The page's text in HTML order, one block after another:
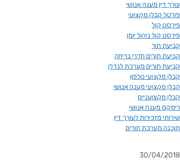
עורך דין מענה אנושי
פורטל קבלן מקצועי
פירסט קול
פירסט קול ניהול יומן
קביעת תור
קביעת תורים חדרי בריחה
קביעת תורים מערכת לנדלן
קבלן מקצועי טלפון
קבלן מקצועי מענה אנושי
קבלן מקצועניים
רימקס מענה אנושי
שירותי מזכירות לעורך דין
תוכנה מערכת תורים
30/04/2018